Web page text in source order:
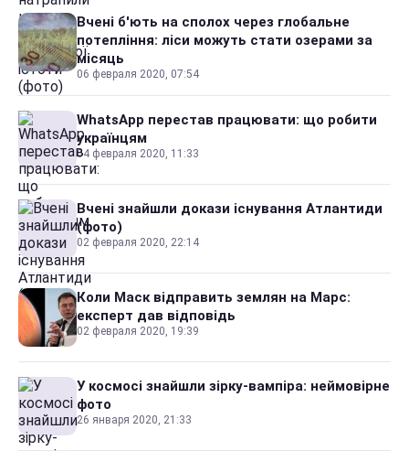
Вчені б'ють на сполох через глобальне
потепління: ліси можуть стати озерами за
місяць
06 февраля 2020, 07:54
WhatsApp перестав працювати: що робити
українцям
04 февраля 2020, 11:33
Вчені знайшли докази існування Атлантиди
(фото)
02 февраля 2020, 22:14
Коли Маск відправить землян на Марс:
експерт дав відповідь
02 февраля 2020, 19:39
У космосі знайшли зірку-вампіра: неймовірне
фото
26 января 2020, 21:33